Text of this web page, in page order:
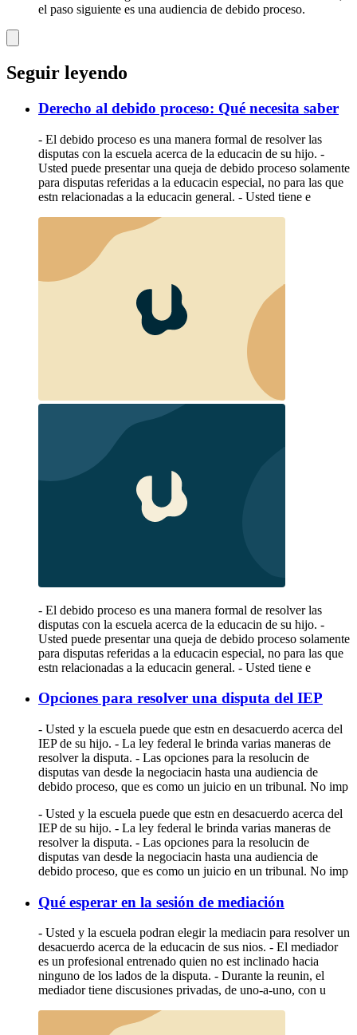
el paso siguiente es una audiencia de debido proceso.
Seguir leyendo
Derecho al debido proceso: Qué necesita saber
- El debido proceso es una manera formal de resolver las
disputas con la escuela acerca de la educacin de su hijo. -
Usted puede presentar una queja de debido proceso solamente
para disputas referidas a la educacin especial, no para las que
estn relacionadas a la educacin general. - Usted tiene e
- El debido proceso es una manera formal de resolver las
disputas con la escuela acerca de la educacin de su hijo. -
Usted puede presentar una queja de debido proceso solamente
para disputas referidas a la educacin especial, no para las que
estn relacionadas a la educacin general. - Usted tiene e
Opciones para resolver una disputa del IEP
- Usted y la escuela puede que estn en desacuerdo acerca del
IEP de su hijo. - La ley federal le brinda varias maneras de
resolver la disputa. - Las opciones para la resolucin de
disputas van desde la negociacin hasta una audiencia de
debido proceso, que es como un juicio en un tribunal. No imp
- Usted y la escuela puede que estn en desacuerdo acerca del
IEP de su hijo. - La ley federal le brinda varias maneras de
resolver la disputa. - Las opciones para la resolucin de
disputas van desde la negociacin hasta una audiencia de
debido proceso, que es como un juicio en un tribunal. No imp
Qué esperar en la sesión de mediación
- Usted y la escuela podran elegir la mediacin para resolver un
desacuerdo acerca de la educacin de sus nios. - El mediador
es un profesional entrenado quien no est inclinado hacia
ninguno de los lados de la disputa. - Durante la reunin, el
mediador tiene discusiones privadas, de uno-a-uno, con u